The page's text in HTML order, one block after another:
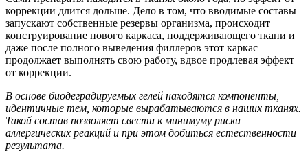
коррекции длится дольше. Дело в том, что вводимые составы
запускают собственные резервы организма, происходит
конструирование нового каркаса, поддерживающего ткани и
даже после полного выведения филлеров этот каркас
продолжает выполнять свою работу, вдвое продлевая эффект
от коррекции.
В основе биодеградируемых гелей находятся компоненты,
идентичные тем, которые вырабатываются в наших тканях.
Такой состав позволяет свести к минимуму риски
аллергических реакций и при этом добиться естественности
результата.